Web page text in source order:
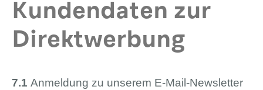
Kundendaten zur
Direktwerbung
7.1 Anmeldung zu unserem E-Mail-Newsletter